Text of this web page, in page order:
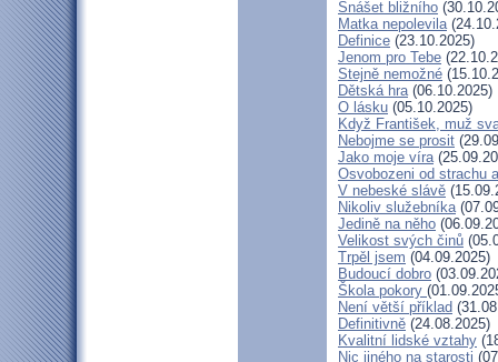
Snášet bližního
Matka nepolevila
Definice (23.10.2025)
Jenom pro Tebe
Stejně nemožné
Dětská hra(06.10.2025)
O lásku (05.10.2025)
Když František, muž
Nebojme se prosit
Jako moje víra
Osvobozeni od strachu
V nebeské slávě
Nikoliv služebníka
Jedině na něho
Velikost svých činů
Trpěl jsem (04.09.2025)
Budoucí dobro
Škola pokory
Není větší příklad
Definitivně (24.08.2025)
Kvalitní lidské vztahy
Nic jiného na starosti